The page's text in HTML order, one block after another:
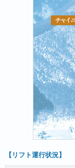
【リフト運行状況】